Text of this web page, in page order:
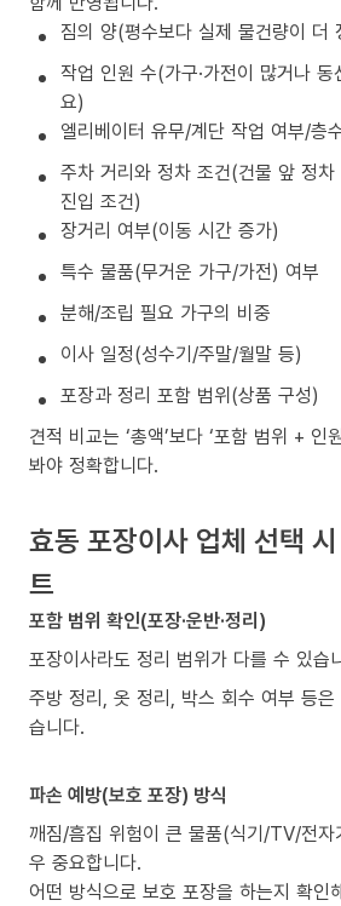
짐의 양(평수보다 실제 물건량이 더
작업 인원 수(가구·가전이 많거나
요)
엘리베이터 유무/계단 작업 여부/층
주차 거리와 정차 조건(건물 앞 정
진입 조건)
장거리 여부(이동 시간 증가)
특수 물품(무거운 가구/가전) 여부
분해/조립 필요 가구의 비중
이사 일정(성수기/주말/월말 등)
포장과 정리 포함 범위(상품 구성)
견적 비교는 ‘총액’보다 ‘포함 범위 + 인
봐야 정확합니다.
효동 포장이사 업체 선택
트
포함 범위 확인(포장·운반·정리)
포장이사라도 정리 범위가 다를 수 있습
주방 정리, 옷 정리, 박스 회수 여부 등
습니다.
파손 예방(보호 포장) 방식
깨짐/흠집 위험이 큰 물품(식기/TV/전
우 중요합니다.
어떤 방식으로 보호 포장을 하는지 확인